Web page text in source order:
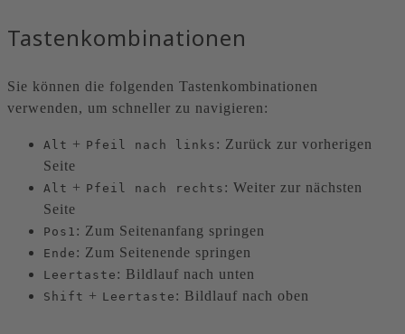
Tastenkombinationen
Sie können die folgenden Tastenkombinationen
verwenden, um schneller zu navigieren:
Alt + Pfeil nach links : Zurück zur vorherigen
Seite
Alt + Pfeil nach rechts : Weiter zur nächsten
Seite
Pos1 : Zum Seitenanfang springen
Ende : Zum Seitenende springen
Leertaste : Bildlauf nach unten
Shift + Leertaste : Bildlauf nach oben